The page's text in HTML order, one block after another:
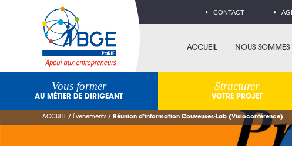
CONTACT
ACCUEIL NOUS SOMMES
Vous former
AU MÉTIER DE DIRIGEANT
Structurer
VOTRE PROJET
ACCUEIL/ Évenements / Réunion d’information Couveuses-Lab (Visioconférence)